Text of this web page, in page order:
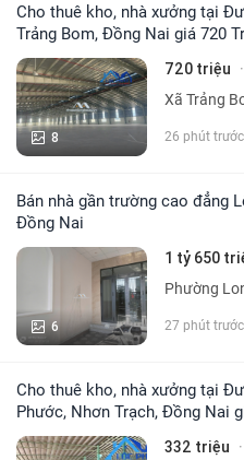
Cho thuê kho, nhà xưởng tại Đường Nguyễn Trãi, Trảng Bom,
Trảng Bom, Đồng Nai giá 720
8
720 triệu ·
Xã Trảng
26 phút trước
Bán nhà gần trường cao đẳng Lê Quý Đôn phường Long Hưng
Đồng Nai
6
1 tỷ 650
Phường
27 phút trước
Cho thuê kho, nhà xưởng tại Đường Nguyễn Ái Quốc, Hiệp
Phước, Nhơn Trạch, Đồng
332 triệu ·